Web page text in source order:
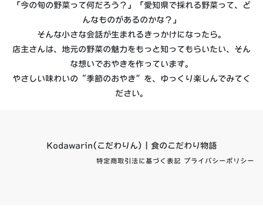
「今の旬の野菜って何だろう？」「愛知県で採れる野菜って、ど
んなものがあるのかな？」
そんな小さな会話が生まれるきっかけになったら。
店主さんは、地元の野菜の魅力をもっと知ってもらいたい、そん
な想いでおやきを作っています。
やさしい味わいの“季節のおやき”を、ゆっくり楽しんでみてく
ださい。
Kodawarin(こだわりん) | 食のこだわり物語
特定商取引法に基づく表記 プライバシーポリシー